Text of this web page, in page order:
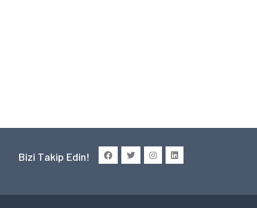
Bizi Takip Edin!